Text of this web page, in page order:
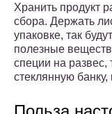
Хранить продукт
сбора. Держать
упаковке, так
полезные
специи на развес,
стеклянную